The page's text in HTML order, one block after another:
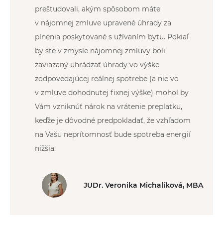
preštudovali, akým spôsobom máte
v nájomnej zmluve upravené úhrady za
plnenia poskytované s užívaním bytu. Pokiaľ
by ste v zmysle nájomnej zmluvy boli
zaviazaný uhrádzať úhrady vo výške
zodpovedajúcej reálnej spotrebe (a nie vo
v zmluve dohodnutej fixnej výške) mohol by
Vám vzniknúť nárok na vrátenie preplatku,
keďže je dôvodné predpokladať, že vzhľadom
na Vašu neprítomnosť bude spotreba energií
nižšia.
JUDr. Veronika Michalíková, MBA